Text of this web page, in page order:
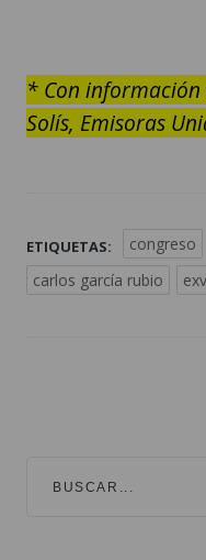
* Con información
Solís, Emisoras
ETIQUETAS: congreso
carlos garcía rubio